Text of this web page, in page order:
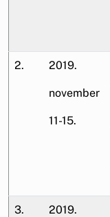
2. 2019.
november
11-15.
3. 2019.